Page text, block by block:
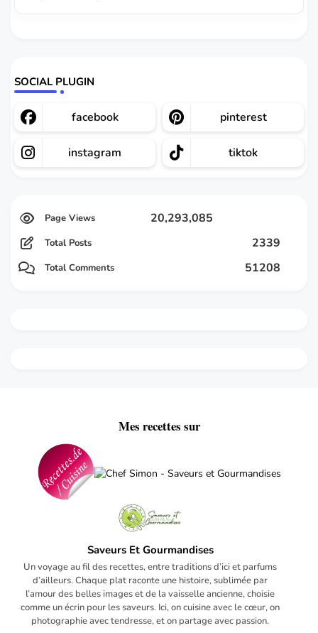
SOCIAL PLUGIN
facebook pinterest
instagram tiktok
20,293,085
Total Posts 2339
Total Comments 51208
Mes recettes sur
Saveurs Et Gourmandises
Un voyage au fil des recettes, entre traditions d’ici et parfums
d’ailleurs. Chaque plat raconte une histoire, sublimée par
l’amour des belles images et de la vaisselle ancienne, choisie
comme un écrin pour les saveurs. Ici, on cuisine avec le cœur, on
photographie avec tendresse, et on partage avec passion.